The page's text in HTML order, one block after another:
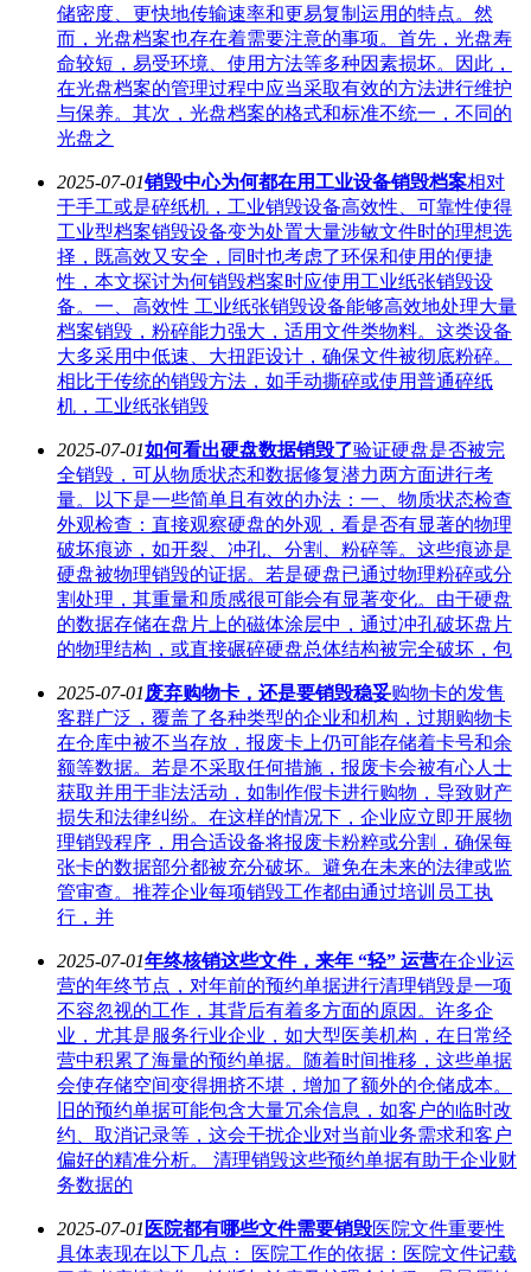
储密度、更快地传输速率和更易复制运用的特点。然
而，光盘档案也存在着需要注意的事项。首先，光盘寿
命较短，易受环境、使用方法等多种因素损坏。因此，
在光盘档案的管理过程中应当采取有效的方法进行维护
与保养。其次，光盘档案的格式和标准不统一，不同的
光盘之
2025-07-01销毁中心为何都在用工业设备销毁档案相对
于手工或是碎纸机，工业销毁设备高效性、可靠性使得
工业型档案销毁设备变为处置大量涉敏文件时的理想选
择，既高效又安全，同时也考虑了环保和使用的便捷
性，本文探讨为何销毁档案时应使用工业纸张销毁设
备。一、高效性 工业纸张销毁设备能够高效地处理大量
档案销毁，粉碎能力强大，适用文件类物料。这类设备
大多采用中低速、大扭距设计，确保文件被彻底粉碎。
相比于传统的销毁方法，如手动撕碎或使用普通碎纸
机，工业纸张销毁
2025-07-01如何看出硬盘数据销毁了验证硬盘是否被完
全销毁，可从物质状态和数据修复潜力两方面进行考
量。以下是一些简单且有效的办法：一、物质状态检查
外观检查：直接观察硬盘的外观，看是否有显著的物理
破坏痕迹，如开裂、冲孔、分割、粉碎等。这些痕迹是
硬盘被物理销毁的证据。若是硬盘已通过物理粉碎或分
割处理，其重量和质感很可能会有显著变化。由于硬盘
的数据存储在盘片上的磁体涂层中，通过冲孔破坏盘片
的物理结构，或直接碾碎硬盘总体结构被完全破坏，包
2025-07-01 废弃购物卡，还是要销毁稳妥购物卡的发售
客群广泛，覆盖了各种类型的企业和机构，过期购物卡
在仓库中被不当存放，报废卡上仍可能存储着卡号和余
额等数据。若是不采取任何措施，报废卡会被有心人士
获取并用于非法活动，如制作假卡进行购物，导致财产
损失和法律纠纷。在这样的情况下，企业应立即开展物
理销毁程序，用合适设备将报废卡粉粹或分割，确保每
张卡的数据部分都被充分破坏。避免在未来的法律或监
管审查。推荐企业每项销毁工作都由通过培训员工执
行，并
2025-07-01年终核销这些文件，来年 “轻” 运营在企业运
营的年终节点，对年前的预约单据进行清理销毁是一项
不容忽视的工作，其背后有着多方面的原因。许多企
业，尤其是服务行业企业，如大型医美机构，在日常经
营中积累了海量的预约单据。随着时间推移，这些单据
会使存储空间变得拥挤不堪，增加了额外的仓储成本。
旧的预约单据可能包含大量冗余信息，如客户的临时改
约、取消记录等，这会干扰企业对当前业务需求和客户
偏好的精准分析。 清理销毁这些预约单据有助于企业财
务数据的
2025-07-01 医院都有哪些文件需要销毁医院文件重要性
具体表现在以下几点： 医院工作的依据：医院文件记载